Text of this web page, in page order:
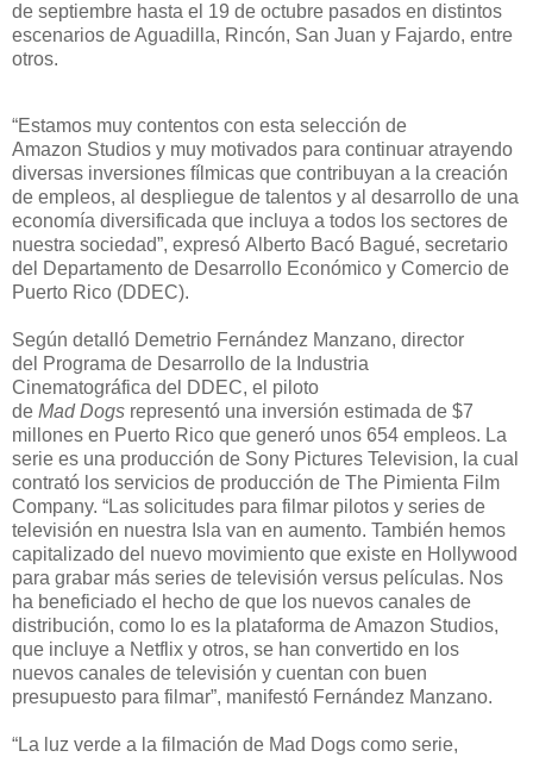
de septiembre hasta el 19 de octubre pasados en distintos
escenarios de Aguadilla, Rincón, San Juan y Fajardo, entre
otros.
“Estamos muy contentos con esta selección de
Amazon Studios y muy motivados para continuar atrayendo
diversas inversiones fílmicas que contribuyan a la creación
de empleos, al despliegue de talentos y al desarrollo de una
economía diversificada que incluya a todos los sectores de
nuestra sociedad”, expresó Alberto Bacó Bagué, secretario
del Departamento de Desarrollo Económico y Comercio de
Puerto Rico (DDEC).
Según detalló Demetrio Fernández Manzano, director
del Programa de Desarrollo de la Industria
Cinematográfica del DDEC, e l piloto
de Mad Dogs representó una inversión estimada de $7
millones en Puerto Rico que generó unos 654 empleos. La
serie es una producción de Sony Pictures Television, la cual
contrató los servicios de producción de The Pimienta Film
Company. “Las solicitudes para filmar pilotos y series de
televisión en nuestra Isla van en aumento. También hemos
capitalizado del nuevo movimiento que existe en Hollywood
para grabar más series de televisión versus películas. Nos
ha beneficiado el hecho de que los nuevos canales de
distribución, como lo es la plataforma de Amazon Studios,
que incluye a Netflix y otros, se han convertido en los
nuevos canales de televisión y cuentan con buen
presupuesto para filmar”, manifestó Fernández Manzano.
“La luz verde a la filmación de Mad Dogs como serie,